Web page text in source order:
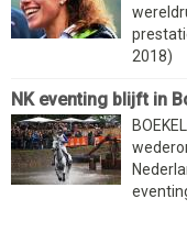
2018)
NK eventing blijft in